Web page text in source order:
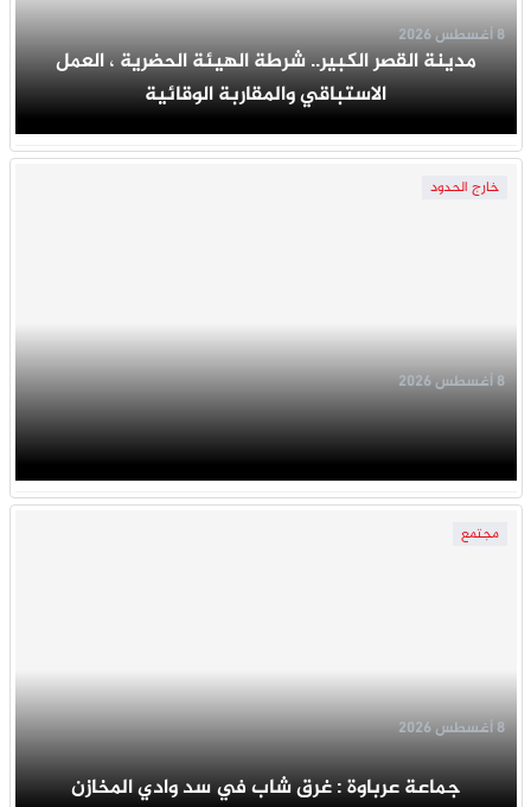
مدينة القصر الكبير.. شرطة الهيئة الحضرية ، العمل
الاستباقي والمقاربة الوقائية
8 أغسطس 2026
خارج الحدود
8 أغسطس 2026
مجتمع
جماعة عرباوة : غرق شاب في سد وادي المخازن
8 أغسطس 2026